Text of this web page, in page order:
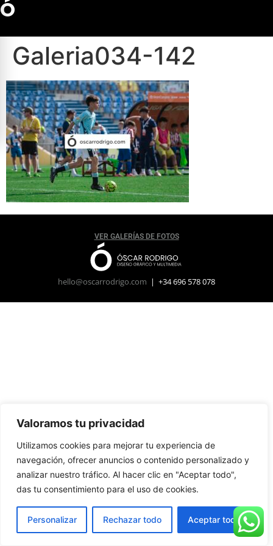
Valoramos tu privacidad
Utilizamos cookies para mejorar tu experiencia de
navegación, ofrecer anuncios o contenido personalizado y
analizar nuestro tráfico. Al hacer clic en "Aceptar todo",
das tu consentimiento para el uso de cookies.
Personalizar Rechazar todo Aceptar todo
Ó
Galeria034-142
VER GALERÍAS DE FOTOS
hello@oscarrodrigo.com | +34 696 578 078